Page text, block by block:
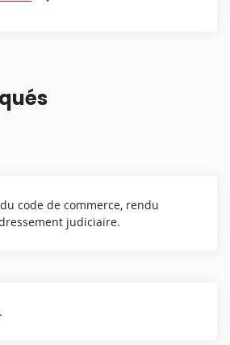
du code de commerce, rendu
judiciaire.